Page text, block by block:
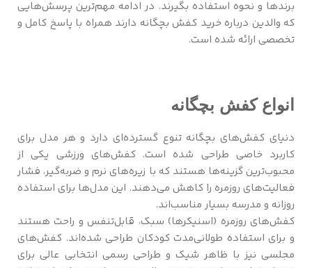
برندها و نحوه استفاده بگیرند. در ادامه مهم‌ترین پرسش‌هایی
که والدین درباره خرید کفش بچگانه دارند همراه با پاسخ کامل و
تخصصی ارائه شده است.
انواع کفش بچگانه
دنیای کفش‌های بچگانه تنوع گسترده‌ای دارد و هر مدل برای
کاربرد خاصی طراحی شده است. کفش‌های ورزشی یکی از
محبوب‌ترین گزینه‌ها هستند که با زیره‌های نرم و ضربه‌گیر، فشار
فعالیت‌های روزمره را کاهش می‌دهند. این مدل‌ها برای استفاده
روزانه و مدرسه بسیار مناسب‌اند.
کفش‌های روزمره (اسنیکرها) سبک، قابل‌تنفس و راحت هستند
و برای استفاده طولانی‌مدت کودکان طراحی شده‌اند. کفش‌های
مجلسی نیز با ظاهر شیک و طراحی رسمی انتخابی عالی برای